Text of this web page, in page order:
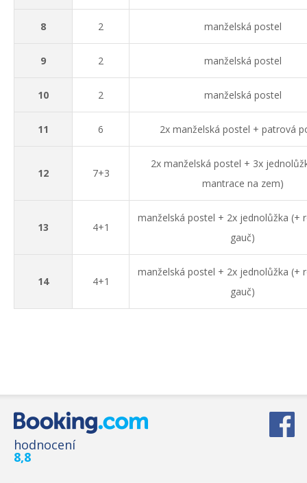
8 2 manželská postel
9 2 manželská postel
10 2 manželská postel
11 6 2x manželská postel + patrová
12 7+3
2x manželská postel + 3x
mantrace na zem)
13 4+1
manželská postel + 2x jednolůžka (+
gauč)
14 4+1
manželská postel + 2x jednolůžka (+
gauč)
hodnocení
8,8